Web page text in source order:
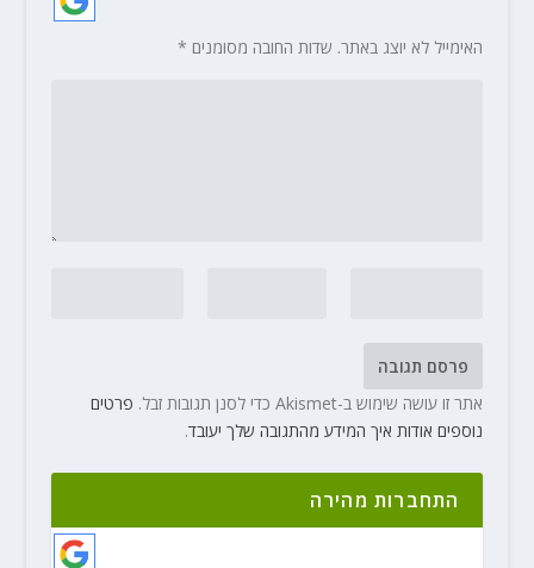
האימייל לא יוצג באתר. שדות החובה מסומנים *
אתר זו עושה שימוש ב-Akismet כדי לסנן תגובות זבל.
פרטים
נוספים אודות איך המידע מהתגובה שלך יעובד.
התחברות מהירה